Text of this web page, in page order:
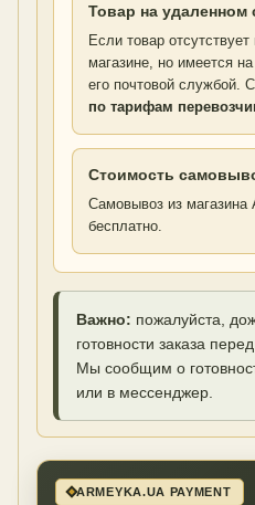
Товар на удаленном
Если товар
магазине, но имеется
его почтовой службой.
по тарифам
Стоимость
Самовывоз из
бесплатно.
Важно: пожалуйста,
готовности заказа
Мы сообщим о
или в мессенджер.
ARMEYKA.UA PAYMENT